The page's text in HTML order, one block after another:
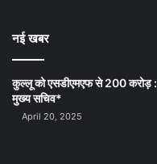
नई खबर
कुल्लू को एसडीएमएफ से 200 करोड़ :
मुख्य सचिव*
April 20, 2025